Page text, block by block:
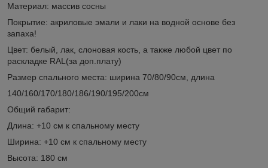
Материал: массив сосны
Покрытие: акриловые эмали и лаки на водной основе без
запаха!
Цвет: белый, лак, слоновая кость, а также любой цвет по
раскладке RAL(за доп.плату)
Размер спального места: ширина 70/80/90см, длина
140/160/170/180/186/190/195/200см
Общий габарит:
Длина: +10 см к спальному месту
Ширина: +10 см к спальному месту
Высота: 180 см